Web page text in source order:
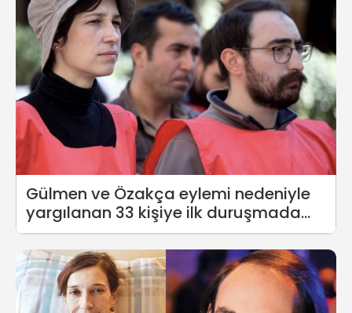
Gülmen ve Özakça eylemi nedeniyle
yargılanan 33 kişiye ilk duruşmada
beraat